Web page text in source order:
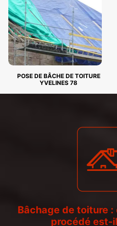
POSE DE BÂCHE DE TOITURE
YVELINES 78
Bâchage de toiture
procédé est-